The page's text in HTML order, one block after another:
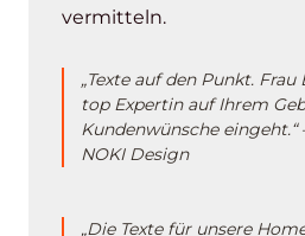
vermitteln.
„Texte auf den Punkt.
top Expertin auf Ihrem
Kundenwünsche
NOKI Design
„Die Texte für unsere